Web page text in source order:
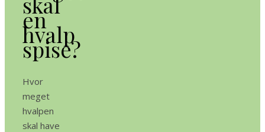
en
hvalp
spise?
Hvor
meget
hvalpen
skal have